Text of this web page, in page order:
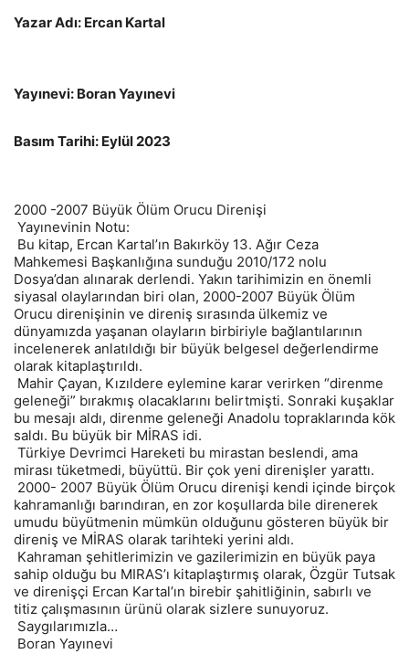
Yazar Adı: Ercan Kartal
Yayınevi: Boran Yayınevi
Basım Tarihi: Eylül 2023
2000 -2007 Büyük Ölüm Orucu Direnişi
Yayınevinin Notu:
Bu kitap, Ercan Kartal’ın Bakırköy 13. Ağır Ceza
Mahkemesi Başkanlığına sunduğu 2010/172 nolu
Dosya’dan alınarak derlendi. Yakın tarihimizin en önemli
siyasal olaylarından biri olan, 2000-2007 Büyük Ölüm
Orucu direnişinin ve direniş sırasında ülkemiz ve
dünyamızda yaşanan olayların birbiriyle bağlantılarının
incelenerek anlatıldığı bir büyük belgesel değerlendirme
olarak kitaplaştırıldı.
Mahir Çayan, Kızıldere eylemine karar verirken “direnme
geleneği” bırakmış olacaklarını belirtmişti. Sonraki kuşaklar
bu mesajı aldı, direnme geleneği Anadolu topraklarında kök
saldı. Bu büyük bir MİRAS idi.
Türkiye Devrimci Hareketi bu mirastan beslendi, ama
mirası tüketmedi, büyüttü. Bir çok yeni direnişler yarattı.
2000- 2007 Büyük Ölüm Orucu direnişi kendi içinde birçok
kahramanlığı barındıran, en zor koşullarda bile direnerek
umudu büyütmenin mümkün olduğunu gösteren büyük bir
direniş ve MİRAS olarak tarihteki yerini aldı.
Kahraman şehitlerimizin ve gazilerimizin en büyük paya
sahip olduğu bu MIRAS’ı kitaplaştırmış olarak, Özgür Tutsak
ve direnişçi Ercan Kartal’ın birebir şahitliğinin, sabırlı ve
titiz çalışmasının ürünü olarak sizlere sunuyoruz.
Saygılarımızla…
Boran Yayınevi